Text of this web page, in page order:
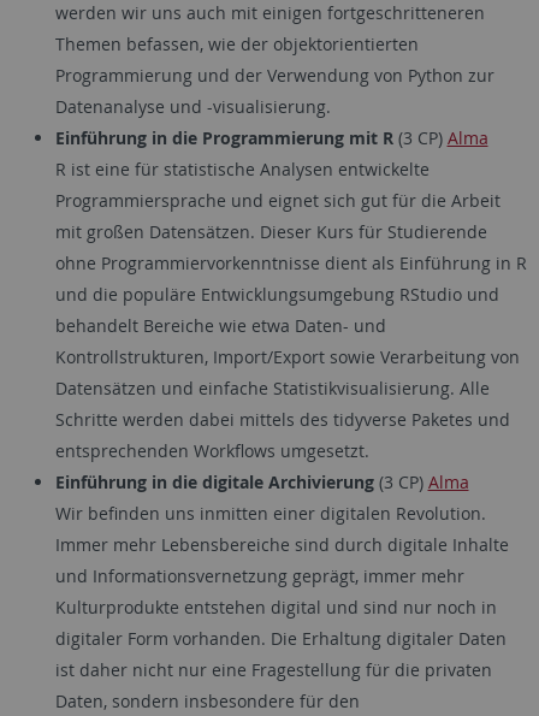
werden wir uns auch mit einigen fortgeschritteneren
Themen befassen, wie der objektorientierten
Programmierung und der Verwendung von Python zur
Datenanalyse und -visualisierung.
Einführung in die Programmierung mit R(3 CP) Alma
R ist eine für statistische Analysen entwickelte
Programmiersprache und eignet sich gut für die Arbeit
mit großen Datensätzen. Dieser Kurs für Studierende
ohne Programmiervorkenntnisse dient als Einführung in R
und die populäre Entwicklungsumgebung RStudio und
behandelt Bereiche wie etwa Daten- und
Kontrollstrukturen, Import/Export sowie Verarbeitung von
Datensätzen und einfache Statistikvisualisierung. Alle
Schritte werden dabei mittels des tidyverse Paketes und
entsprechenden Workflows umgesetzt.
Einführung in die digitale Archivierung(3 CP) Alma
Wir befinden uns inmitten einer digitalen Revolution.
Immer mehr Lebensbereiche sind durch digitale Inhalte
und Informationsvernetzung geprägt, immer mehr
Kulturprodukte entstehen digital und sind nur noch in
digitaler Form vorhanden. Die Erhaltung digitaler Daten
ist daher nicht nur eine Fragestellung für die privaten
Daten, sondern insbesondere für den